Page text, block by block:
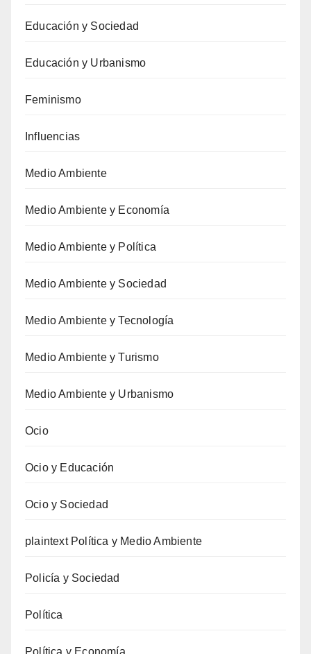
Educación y Sociedad
Educación y Urbanismo
Feminismo
Influencias
Medio Ambiente
Medio Ambiente y Economía
Medio Ambiente y Política
Medio Ambiente y Sociedad
Medio Ambiente y Tecnología
Medio Ambiente y Turismo
Medio Ambiente y Urbanismo
Ocio
Ocio y Educación
Ocio y Sociedad
plaintext Política y Medio Ambiente
Policía y Sociedad
Política
Política y Economía